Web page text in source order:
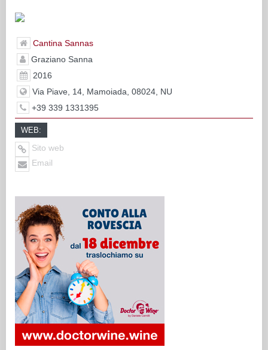
Cantina Sannas
Graziano Sanna
2016
Via Piave, 14, Mamoiada, 08024, NU
+39 339 1331395
WEB:
Sito web
Email